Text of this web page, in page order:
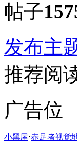
帖子
发布主
推荐阅
广告位
小黑屋⋅赤足者视觉